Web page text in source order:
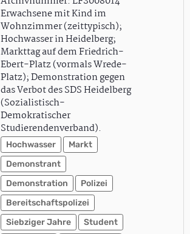
Erwachsene mit Kind im
Wohnzimmer (zeittypisch);
Hochwasser in Heidelberg;
Markttag auf dem Friedrich-
Ebert-Platz (vormals Wrede-
Platz); Demonstration gegen
das Verbot des SDS Heidelberg
(Sozialistisch-
Demokratischer
Studierendenverband).
Hochwasser
Markt
Demonstrant
Demonstration
Polizei
Bereitschaftspolizei
Siebziger Jahre
Student